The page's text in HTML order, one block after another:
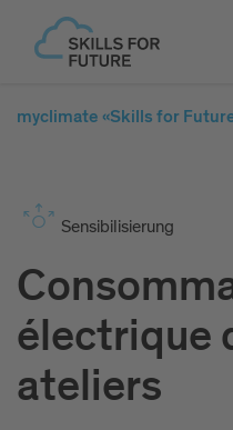
myclimate «Skills for
Sen­si­bi­li­sie­rung
électrique
ateliers